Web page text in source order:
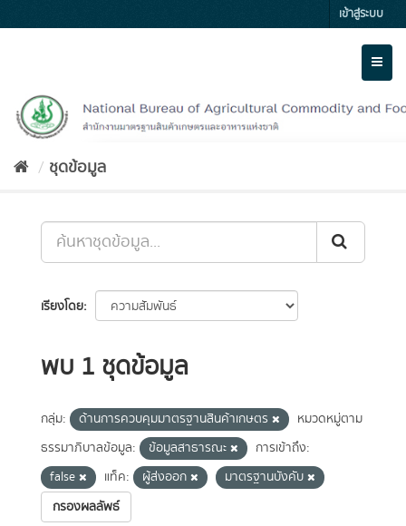
to
เข้าสู่ระบบ
ชุดข้อมูล
เรียงโดย
พบ 1 ชุดข้อมูล
กลุ่ม: ด้านการควบคุมมาตรฐานสินค้าเกษตร
หมวดหมู่ตาม
ธรรมาภิบาลข้อมูล:
ข้อมูลสาธารณะ
การเข้าถึง:
false
แท็ค: ผู้ส่งออก
มาตรฐานบังคับ
กรองผลลัพธ์